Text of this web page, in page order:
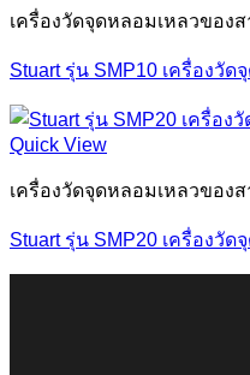
เครื่องวัดจุดหลอมเหลวของส
Stuart รุ่น SMP10 เครื่องวั
Quick View
เครื่องวัดจุดหลอมเหลวของส
Stuart รุ่น SMP20 เครื่องวั